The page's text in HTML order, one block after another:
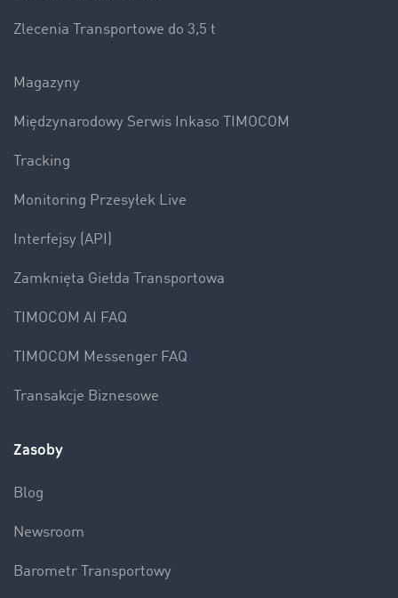
Zlecenia Transportowe do 3,5 t
Magazyny
Międzynarodowy Serwis Inkaso TIMOCOM
Tracking
Monitoring Przesyłek Live
Interfejsy (API)
Zamknięta Giełda Transportowa
TIMOCOM AI FAQ
TIMOCOM Messenger FAQ
Transakcje Biznesowe
Zasoby
Blog
Newsroom
Barometr Transportowy